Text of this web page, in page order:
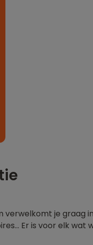
je graag
Er is voor elk wat